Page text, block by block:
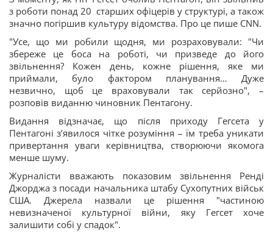
з роботи понад 20 старших офіцерів у структурі, а також
значно погіршив культуру відомства. Про це пише CNN.
"Усе, що ми робили щодня, ми розраховували: "Чи
збереже це боса на роботі, чи призведе до його
звільнення? Кожен день, кожне рішення, яке ми
приймали, було фактором планування… Дуже
незвично, щоб це враховували так серйозно", –
розповів виданню чиновник Пентагону.
Видання відзначає, що після приходу Гегсета у
Пентагоні зʼявилося чітке розуміння – їм треба уникати
привертання уваги керівництва, створюючи якомога
менше шуму.
Журналісти вважають показовим звільнення Ренді
Джорджа з посади начальника штабу Сухопутних військ
США. Джерела назвали це рішення "частиною
невизначеної культурної війни, яку Гегсет хоче
залишити собі у спадок".